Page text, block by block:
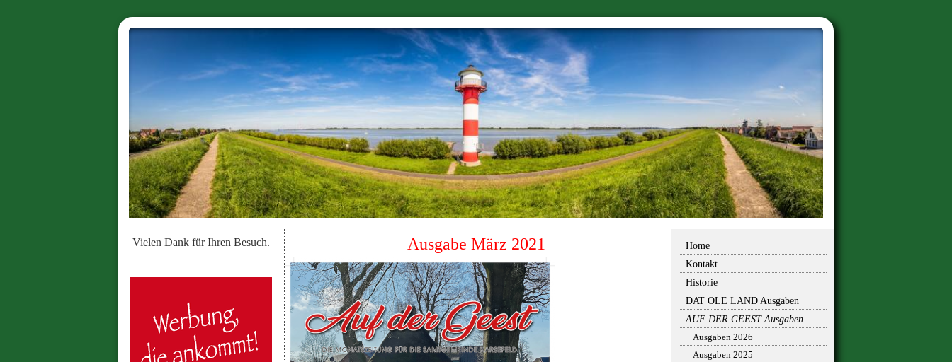
Vielen Dank für Ihren Besuch.
Home
Kontakt
Historie
DAT OLE LAND Ausgaben
AUF DER GEEST Ausgaben
Ausgaben 2026
Ausgaben 2025
Ausgabe März 2021